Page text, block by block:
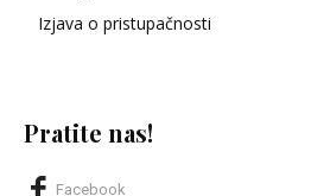
Izjava o pristupačnosti
Pratite nas!
Facebook